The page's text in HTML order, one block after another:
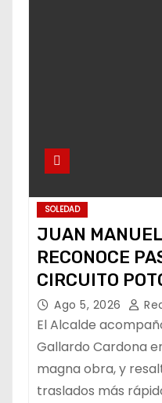
SOLEDAD
JUAN
RECONOCE
CIRCUITO
LA MOVILIDAD
Ago 5, 2026
El Alcalde
Gallardo Cardona
magna obra, y
traslados más